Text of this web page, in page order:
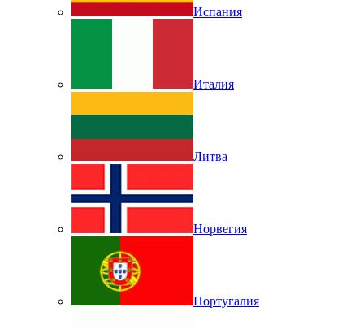
Испания
Италия
Литва
Норвегия
Португалия